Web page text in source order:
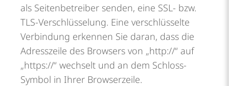
als Seitenbetreiber senden, eine SSL- bzw.
TLS-Verschlüsselung. Eine verschlüsselte
Verbindung erkennen Sie daran, dass die
Adresszeile des Browsers von „http://“ auf
„https://“ wechselt und an dem Schloss-
Symbol in Ihrer Browserzeile.